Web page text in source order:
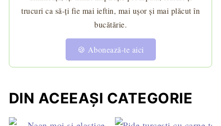
trucuri ca să-ți fie mai ieftin, mai ușor și mai plăcut în
bucătărie.
🍪 Abonează-te aici
DIN ACEEAȘI CATEGORIE